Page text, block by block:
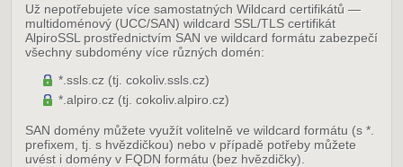
Už nepotřebujete více samostatných Wildcard certifikátů —
multidoménový (UCC/SAN) wildcard SSL/TLS certifikát
AlpiroSSL prostřednictvím SAN ve wildcard formátu zabezpečí
všechny subdomény více různých domén:
*.ssls.cz (tj. cokoliv.ssls.cz)
*.alpiro.cz (tj. cokoliv.alpiro.cz)
SAN domény můžete využít volitelně ve wildcard formátu (s *.
prefixem, tj. s hvězdičkou) nebo v případě potřeby můžete
uvést i domény v FQDN formátu (bez hvězdičky).